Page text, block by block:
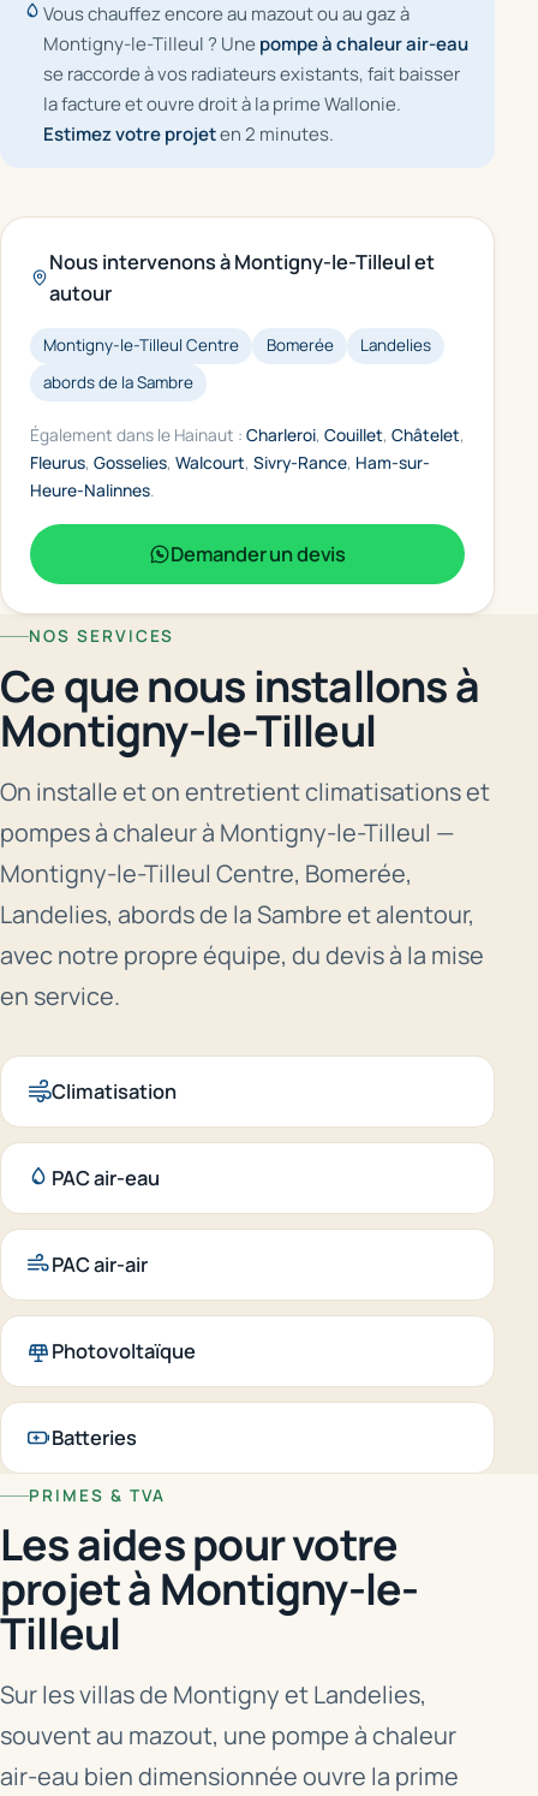
Vous chauffez encore au mazout ou au gaz à
Montigny-le-Tilleul ? Une pompe à chaleur air-eau
se raccorde à vos radiateurs existants, fait baisser
la facture et ouvre droit à la prime Wallonie.
Estimez votre projeten 2 minutes.
Nous intervenons à Montigny-le-Tilleul et
autour
Montigny-le-Tilleul Centre Bomerée
Landelies
abords de la Sambre
Également dans le Hainaut : Charleroi, Couillet, Châtelet,
Fleurus, Gosselies, Walcourt, Sivry-Rance, Ham-sur-
Heure-Nalinnes
Demander un devis
NOS SERVICES
Ce que nous installons à
Montigny-le-Tilleul
On installe et on entretient climatisations et
pompes à chaleur à Montigny-le-Tilleul —
Montigny-le-Tilleul Centre, Bomerée,
Landelies, abords de la Sambre et alentour,
avec notre propre équipe, du devis à la mise
en service.
Climatisation
PAC air-eau
PAC air-air
Photovoltaïque
Batteries
PRIMES & TVA
Les aides pour votre
projet à Montigny-le-
Tilleul
Sur les villas de Montigny et Landelies,
souvent au mazout, une pompe à chaleur
air-eau bien dimensionnée ouvre la prime